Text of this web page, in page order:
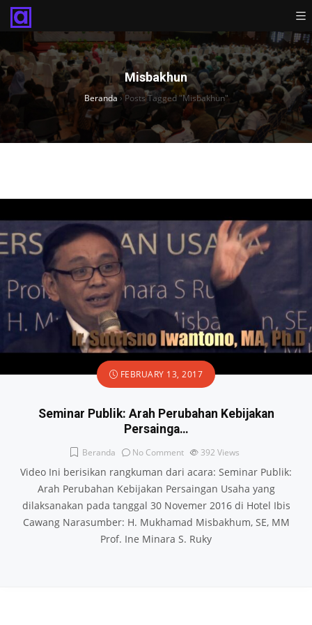
Misbakhun
Beranda›Posts Tagged "Misbakhun"
FEBRUARY 13, 2017
Seminar Publik: Arah Perubahan Kebijakan
Persainga…
Beranda No Comment 392 Views
Video Ini berisikan rangkuman dari acara: Seminar Publik:
Arah Perubahan Kebijakan Persaingan Usaha yang
dilaksanakan pada tanggal 30 Novemer 2016 di Hotel Ibis
Cawang Narasumber: H. Mukhamad Misbakhum, SE, MM
Prof. Ine Minara S. Ruky